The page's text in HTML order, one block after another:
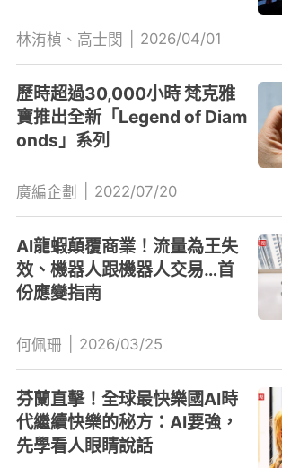
林洧楨、高士閔 2026/04/01
歷時超過30,000小時 梵克雅
寶推出全新「Legend of Diam
onds」系列
廣編企劃 2022/07/20
AI龍蝦顛覆商業！流量為王失
效、機器人跟機器人交易…首
份應變指南
何佩珊 2026/03/25
芬蘭直擊！全球最快樂國AI時
代繼續快樂的秘方：AI要強，
先學看人眼睛說話